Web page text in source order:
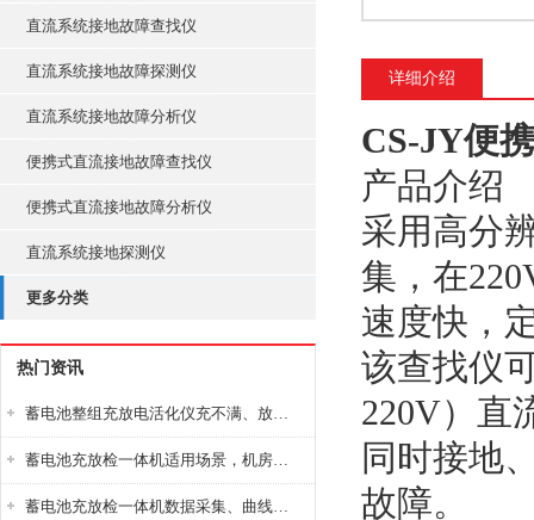
直流系统接地故障查找仪
直流系统接地故障探测仪
直流系统接地故障分析仪
便携式直流接地故障查找仪
便携式直流接地故障分析仪
直流系统接地探测仪
更多分类
热门资讯
蓄电池整组充放电活化仪充不满、放不完怎么办？
蓄电池充放检一体机适用场景，机房基站变电站铅酸蓄电池维护检测应用
蓄电池充放检一体机数据采集、曲线分析与电池健康状态智能评估功能详解
详细介绍
CS-JY便
产品介绍
采用高分
集，在
速度快，
该查找仪
220V）直
同时接地
故障。